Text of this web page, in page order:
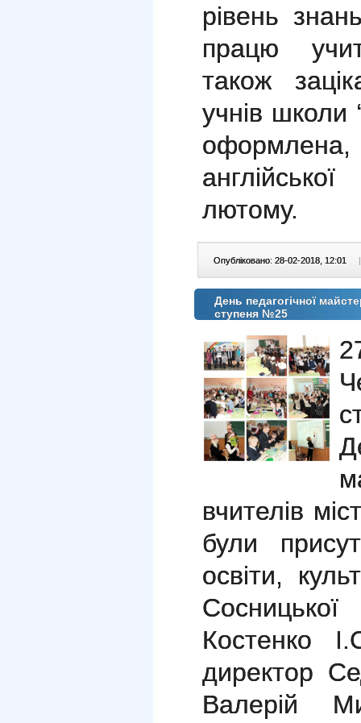
рівень
працю
також
учнів школи
лютому.
Опубліковано: 28-02-2018, 12:01
День педагогічної
ступеня №25
вчителів
були
освіти,
Костенко
директор
Валерій